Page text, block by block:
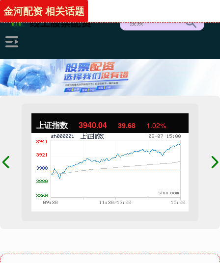
上证指数 3940.04 39.68 1.02%
金河配资 相关话题